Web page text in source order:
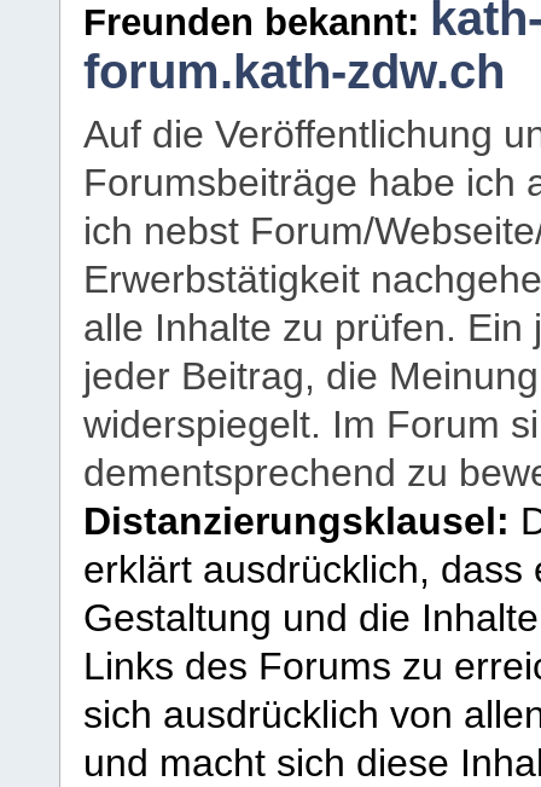
Freunden bekannt:
forum.kath-zdw.ch
Auf die Veröffentlichung
Forumsbeiträge habe ich
ich nebst Forum/
Erwerbstätigkeit
alle Inhalte zu prüfen.
jeder Beitrag, die
widerspiegelt. Im Forum
dementsprechend zu
Distanzierungsklausel:
erklärt ausdrücklich,
Gestaltung und die
Links des Forums zu
sich ausdrücklich von
und macht sich diese